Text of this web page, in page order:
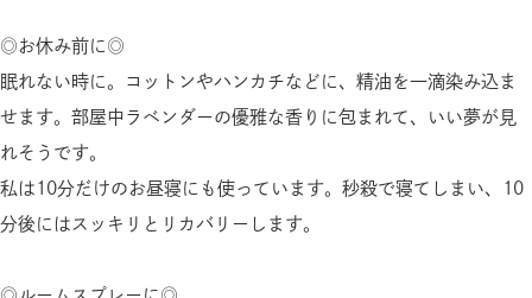
◎お休み前に◎
眠れない時に。コットンやハンカチなどに、精油を一滴染み込ま
せます。部屋中ラベンダーの優雅な香りに包まれて、いい夢が見
れそうです。
私は10分だけのお昼寝にも使っています。秒殺で寝てしまい、10
分後にはスッキリとリカバリーします。